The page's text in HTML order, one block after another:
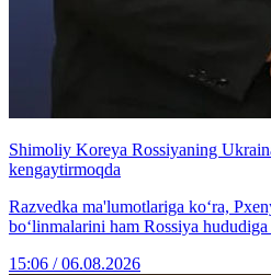
Shimoliy Koreya Rossiyaning
kengaytirmoqda
Razvedka ma'lumotlariga ko‘ra,
bo‘linmalarini ham Rossiya
15:06 / 06.08.2026